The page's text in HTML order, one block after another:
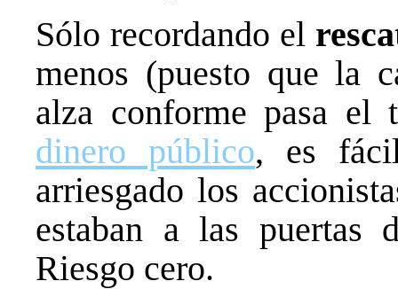
Sólo recordando el
menos (puesto que la
alza conforme pasa el
dinero público, es
arriesgado los
estaban a las puertas
Riesgo cero.